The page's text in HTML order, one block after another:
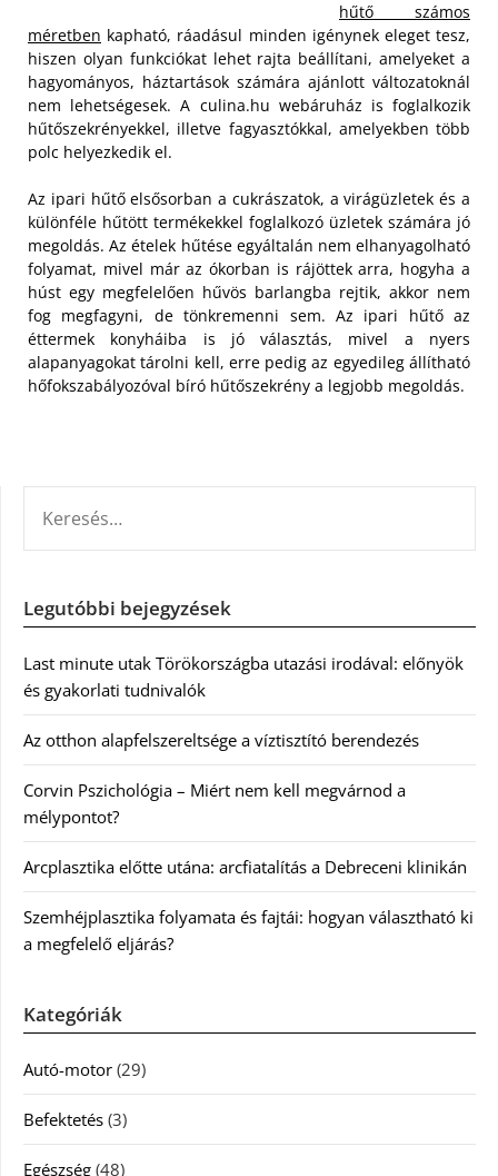
hűtő számos
méretben kapható, ráadásul minden igénynek eleget tesz,
hiszen olyan funkciókat lehet rajta beállítani, amelyeket a
hagyományos, háztartások számára ajánlott változatoknál
nem lehetségesek. A culina.hu webáruház is foglalkozik
hűtőszekrényekkel, illetve fagyasztókkal, amelyekben több
polc helyezkedik el.
Az ipari hűtő elsősorban a cukrászatok, a virágüzletek és a
különféle hűtött termékekkel foglalkozó üzletek számára jó
megoldás. Az ételek hűtése egyáltalán nem elhanyagolható
folyamat, mivel már az ókorban is rájöttek arra, hogyha a
húst egy megfelelően hűvös barlangba rejtik, akkor nem
fog megfagyni, de tönkremenni sem. Az ipari hűtő az
éttermek konyháiba is jó választás, mivel a nyers
alapanyagokat tárolni kell, erre pedig az egyedileg állítható
hőfokszabályozóval bíró hűtőszekrény a legjobb megoldás.
Legutóbbi bejegyzések
Last minute utak Törökországba utazási irodával: előnyök
és gyakorlati tudnivalók
Az otthon alapfelszereltsége a víztisztító berendezés
Corvin Pszichológia – Miért nem kell megvárnod a
mélypontot?
Arcplasztika előtte utána: arcfiatalítás a Debreceni klinikán
Szemhéjplasztika folyamata és fajtái: hogyan választható ki
a megfelelő eljárás?
Kategóriák
Autó-motor (29)
Befektetés (3)
Egészség (48)